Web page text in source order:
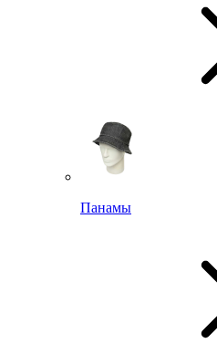
Панамы